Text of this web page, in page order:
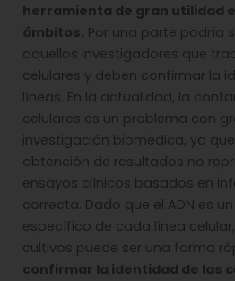
herramienta de gran utilidad
ámbitos. Por una parte podría
aquellos investigadores que
celulares y deben confirmar la
líneas. En la actualidad, la
celulares es un problema con
investigación biomédica, ya
obtención de resultados no
ensayos clínicos basados en
correcta. Dado que el ADN es
específico de cada línea
cultivos puede ser una forma
confirmar la identidad de las